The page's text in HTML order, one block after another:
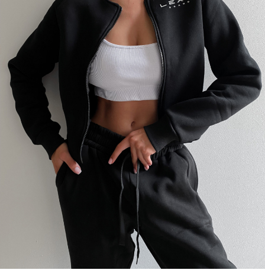
одежда
Верхняя
одежда
Джемперы,
свитеры и
кардиганы
Комплекты и
повседневные
костюмы
Спортивные
костюмы
свитшоты